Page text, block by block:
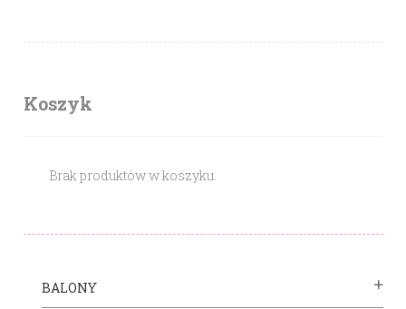
Koszyk
Brak produktów w koszyku.
BALONY